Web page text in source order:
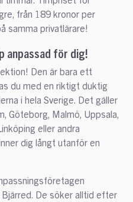
från 189 kronor per
samma privatlärare!
anpassad för dig!
Den är bara ett
du med en riktigt duktig
i hela Sverige. Det gäller
Göteborg, Malmö, Uppsala,
eller andra
dig långt utanför en
Bjärred. De söker alltid efter